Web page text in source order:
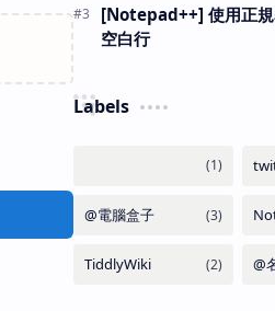
[Notepad++] 使用正
空白行
Labels